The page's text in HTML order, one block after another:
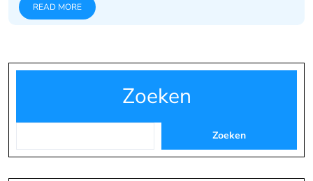
READ MORE
Zoeken
Zoeken